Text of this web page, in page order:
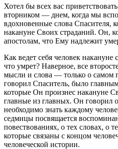
Хотел бы всех вас
вторником — днем, когда мы
вдохновенные слова Спасителя,
накануне Своих страданий. Он,
апостолам, что Ему надлежит
Как ведет себя человек накануне
что умрет? Наверное, все
мысли и слова — только о самом
говорил Спаситель, было
которые Он произнес накануне
главные из главных. Он говорил
необходимо знать каждому
седмицы посвящается
повествованиях, о тех словах, о
которые связаны с концом
человеческой истории.